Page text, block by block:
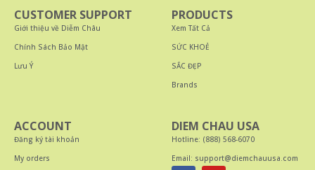
CUSTOMER SUPPORT
Giới thiệu về Diễm Châu
Chính Sách Bảo Mật
Lưu Ý
PRODUCTS
Xem Tất Cả
SỨC KHOẺ
SẮC ĐẸP
Brands
ACCOUNT
Đăng ký tài khoản
My orders
DIEM CHAU USA
Hotline: (888) 568-6070
Email: support@diemchauusa.com